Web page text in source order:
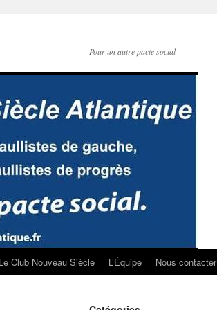
Pour un autre pacte social
Le Club Nouveau Siècle L’Équipe Nous contacter